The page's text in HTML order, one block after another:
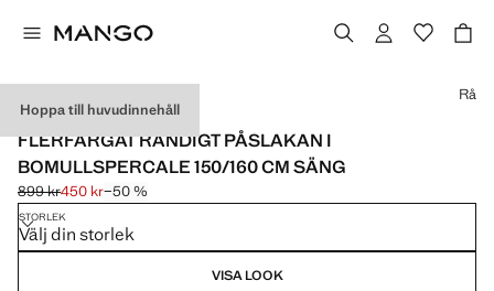
Hoppa till huvudinnehåll
MADE IN SPAIN
FLERFÄRGAT RANDIGT PÅSLAKAN I
BOMULLSPERCALE 150/160 CM SÄNG
Ursprungligt pris överstruket [899 kr ]
899 kr
Gällande pris [450 kr ]
450 kr−50 %
Välj en färg
Rå
STORLEK
Välj din storlek
VISA LOOK